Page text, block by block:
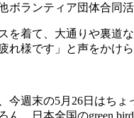
ボランティア団体合同
を着て、大通りや裏
様です」と声をかけ
週末の5月26日はちょ